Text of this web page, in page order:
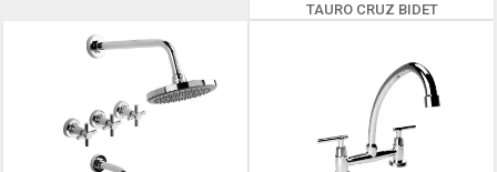
TAURO CRUZ BIDET